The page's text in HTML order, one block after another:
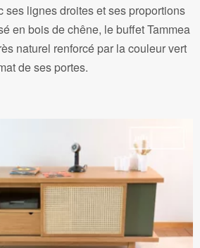
ses lignes droites et ses proportions
en bois de chêne, le buffet Tammea
naturel renforcé par la couleur vert
de ses portes.